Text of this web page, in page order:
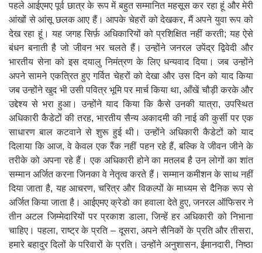
पहले आईएमए पूर्व छात्र के रूप में बहुत सम्मानित महसूस कर रहा हूं और मेरी
आंखों से आंसू छलक आए हैं। आपके चेहरों को देखकर, मैं अपने युवा रूप को
देख रहा हूं। यह जगह सिर्फ़ अधिकारियों को प्रशिक्षित नहीं करती; यह ऐसे
बंधन बनाती है जो जीवन भर चलते हैं। उन्होंने जनरल उपेंद्र द्विवेदी और
भारतीय सेना को इस दयालु निमंत्रण के लिए धन्यवाद दिया। जब उन्होंने
अपने सामने एकत्रित हुए गर्वित चेहरों को देखा और उस दिन को याद किया
जब उन्होंने खुद भी उसी पवित्र भूमि पर मार्च किया था, आँखें चौड़ी करके और
उद्देश्य से भरा हुआ। उन्होंने याद किया कि कैसे उनकी यात्रा, उपस्थित
अधिकारी कैडेटों की तरह, भारतीय सैन्य अकादमी की नाई की कुर्सी पर एक
साधारण बाल कटवाने से शुरू हुई थी। ⁠उन्होंने अधिकारी कैडेटों को याद
दिलाया कि आज, वे केवल एक रैंक नहीं पहन रहे हैं, बल्कि वे जीवन जीने के
तरीके को अपना रहे हैं। एक अधिकारी होने का मतलब है उन लोगों का शांत
सम्मान अर्जित करना जिनका वे नेतृत्व करते हैं। सम्मान कमीशन के साथ नहीं
दिया जाता है, यह आचरण, चरित्र और विकल्पों के माध्यम से दैनिक रूप से
अर्जित किया जाता है। ⁠आईएमए क्रेडो का हवाला देते हुए, जनरल ऑफिसर ने
तीन अटल जिम्मेदारियों पर प्रकाश डाला, जिन्हें हर अधिकारी को निभाना
चाहिए। पहला, राष्ट्र के प्रति – दूसरा, अपने सैनिकों के प्रति और तीसरा,
हमारे बहादुर दिलों के परिवारों के प्रति। उन्होंने अनुशासन, ईमानदारी, निष्ठा